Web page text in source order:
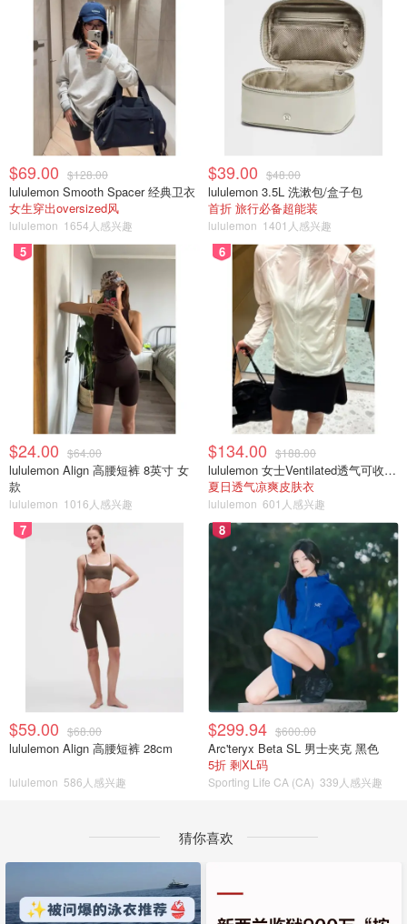
$69.00 $128.00
lululemon Smooth Spacer 经典卫衣
女生穿出oversized风
lululemon 1654人感兴趣
$39.00 $48.00
lululemon 3.5L 洗漱包/盒子包
首折 旅行必备超能装
lululemon 1401人感兴趣
5
$24.00 $64.00
lululemon Align 高腰短裤 8英寸 女
款
lululemon 1016人感兴趣
6
$134.00 $188.00
lululemon 女士Ventilated透气可收纳跑步夹克
夏日透气凉爽皮肤衣
lululemon 601人感兴趣
7
$59.00 $68.00
lululemon Align 高腰短裤 28cm
lululemon 586人感兴趣
8
$299.94 $600.00
Arc'teryx Beta SL 男士夹克 黑色
5折 剩XL码
Sporting Life CA (CA) 339人感兴趣
猜你喜欢